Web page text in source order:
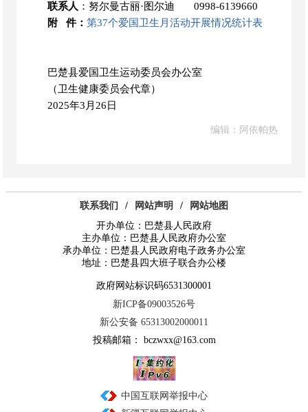
联系人 ：努尔曼古丽·图尔迪 0998-6139660
附
件： 第37个爱国卫生月活动开展情况统计表
巴楚县爱国卫生运动委员会办公室
（卫生健康委员会代章）
2025年3 月 26日
编辑：阿依帕热
联系我们 / 网站声明 /
网站地图
开办单位：巴楚县人民政府
主办单位：巴楚县人民政府办公室
承办单位：巴楚县人民政府电子政务办公室
地址：巴楚县四大班子联合办公楼
政府网站标识码6531300001
新ICP备09003526号
新公安备 65313002000011
投稿邮箱： bczwxx@163.com
中国互联网举报中心